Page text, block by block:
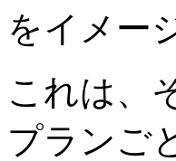
をイメー
これは、
プランご